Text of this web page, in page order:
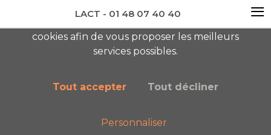
newsletter AC
Nos publications
cookies afin de vous proposer les meilleurs
services possibles.
Tout accepter Tout décliner
Personnaliser
LACT - 01 48 07 40 40 ≡